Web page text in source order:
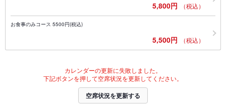
5,800円 （税込）
お食事のみコース 5500円(税込)
5,500円 （税込）
カレンダーの更新に失敗しました。
下記ボタンを押して空席状況を更新してください。
空席状況を更新する